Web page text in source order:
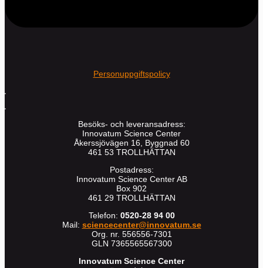
Personuppgiftspolicy
Besöks- och leveransadress:
Innovatum Science Center
Åkerssjövägen 16, Byggnad 60
461 53 TROLLHÄTTAN
Postadress:
Innovatum Science Center AB
Box 902
461 29 TROLLHÄTTAN
Telefon: 0520-28 94 00
Mail: sciencecenter@innovatum.se
Org. nr. 556556-7301
GLN 7365565567300
Innovatum Science Center